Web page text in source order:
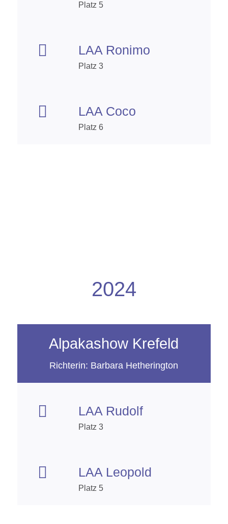
Platz 5
 LAA Ronimo
Platz 3
 LAA Coco
Platz 6
2024
Alpakashow Krefeld
Richterin: Barbara Hetherington
 LAA Rudolf
Platz 3
 LAA Leopold
Platz 5